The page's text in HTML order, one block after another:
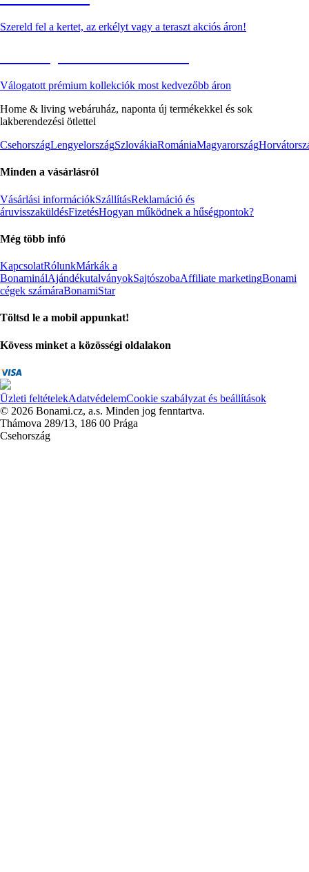
Szereld fel a kertet, az erkélyt vagy a teraszt akciós áron!
Válogatott prémium kollekciók most kedvezőbb áron
Home & living webáruház, naponta új termékekkel és sok
lakberendezési ötlettel
CsehországLengyelországSzlovákiaRomániaMagyarország
Minden a vásárlásról
Vásárlási információkSzállításReklamáció és
áruvisszaküldésFizetésHogyan működnek a hűségpontok?
Még több infó
KapcsolatRólunkMárkák a
BonaminálAjándékutalványokSajtószobaAffiliate marketingBonami
cégek számáraBonamiStar
Töltsd le a mobil appunkat!
Kövess minket a közösségi oldalakon
Üzleti feltételekAdatvédelemCookie szabályzat és beállítások
© 2026 Bonami.cz, a.s. Minden jog fenntartva.
Thámova 289/13, 186 00 Prága
Csehország